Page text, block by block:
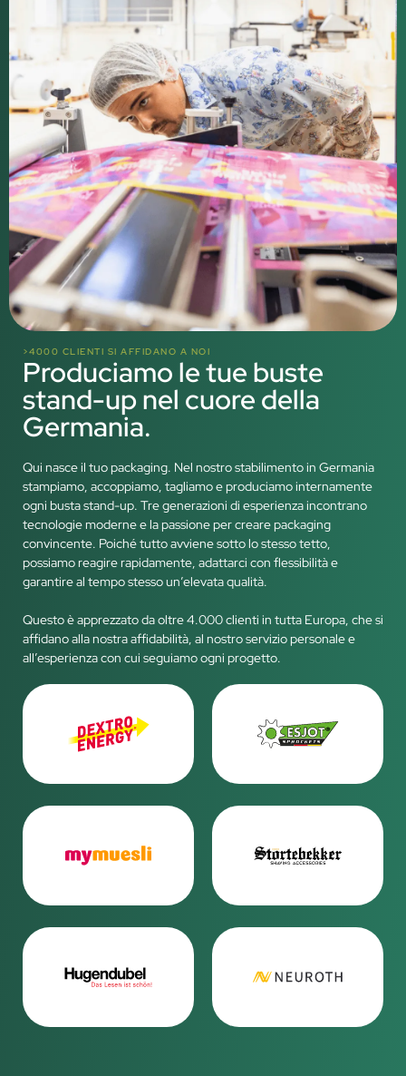
>4000 CLIENTI SI AFFIDANO A NOI
Produciamo le tue buste
stand-up nel cuore della
Germania.
Qui nasce il tuo packaging. Nel nostro stabilimento in Germania
stampiamo, accoppiamo, tagliamo e produciamo internamente
ogni busta stand-up. Tre generazioni di esperienza incontrano
tecnologie moderne e la passione per creare packaging
convincente. Poiché tutto avviene sotto lo stesso tetto,
possiamo reagire rapidamente, adattarci con flessibilità e
garantire al tempo stesso un’elevata qualità.
Questo è apprezzato da oltre 4.000 clienti in tutta Europa, che si
affidano alla nostra affidabilità, al nostro servizio personale e
all’esperienza con cui seguiamo ogni progetto.